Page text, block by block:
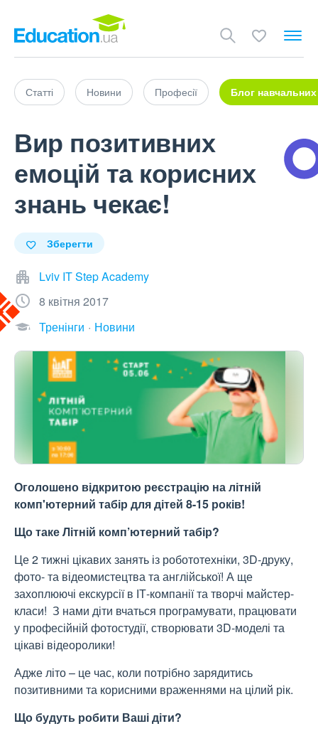
Статті Новини Професії Блог навчальних
Вир позитивних
емоцій та корисних
знань чекає!
Зберегти
Lviv IT Step Academy
8 квітня 2017
Тренінги
Новини
Оголошено відкритою реєстрацію на літній
комп'ютерний табір для дітей 8-15 років!
Що таке Літній комп’ютерний табір?
Це 2 тижні цікавих занять із робототехніки, 3D-друку,
фото- та відеомистецтва та англійської! А ще
захоплюючі екскурсії в ІТ-компанії та творчі майстер-
класи! З нами діти вчаться програмувати, працювати
у професійній фотостудії, створювати 3D-моделі та
цікаві відеоролики!
Адже літо – це час, коли потрібно зарядитись
позитивними та корисними враженнями на цілий рік.
Що будуть робити Ваші діти?